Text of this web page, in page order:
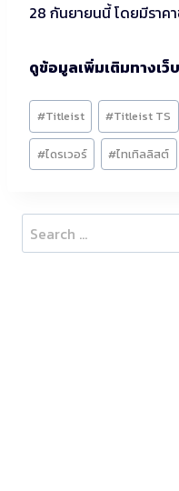
28 กันยายนนี้ โดยมีราค
ดูข้อมูลเพิ่มเติมทางเว็
Post
Tags:
#Titleist #Titleist TS
#ไดรเวอร์ #ไทเทิลลิสต์
Search
for: